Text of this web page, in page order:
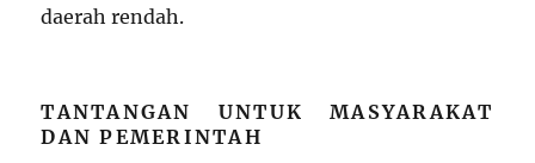
daerah rendah.
TANTANGAN UNTUK MASYARAKAT
DAN PEMERINTAH